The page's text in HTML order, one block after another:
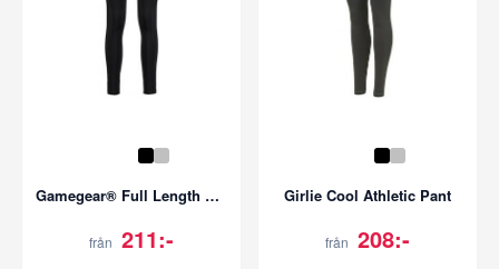
Gamegear® Full Length Legging
från 211:-
Girlie Cool Athletic Pant
från 208:-